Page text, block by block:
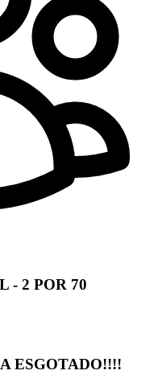
- 2 POR 70
ESGOTADO!!!!